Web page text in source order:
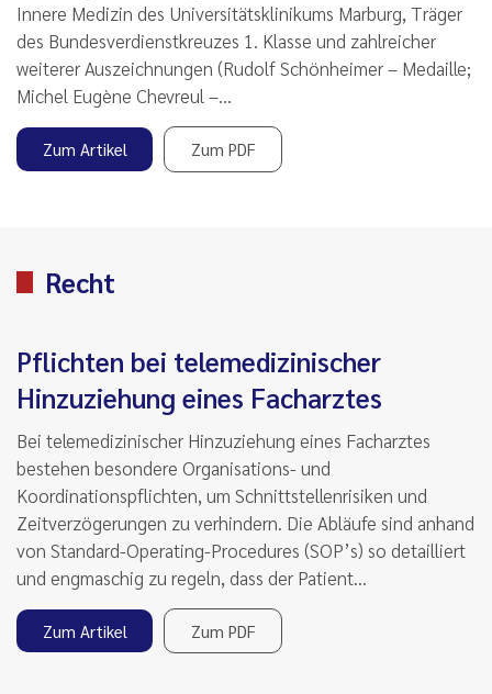
Innere Medizin des Universitätsklinikums Marburg, Träger
des Bundesverdienstkreuzes 1. Klasse und zahlreicher
weiterer Auszeichnungen (Rudolf Schönheimer – Medaille;
Michel Eugène Chevreul –…
Zum Artikel Zum PDF
Recht
Pflichten bei telemedizinischer
Hinzuziehung eines Facharztes
Bei telemedizinischer Hinzuziehung eines Facharztes
bestehen besondere Organisations- und
Koordinationspflichten, um Schnittstellenrisiken und
Zeitverzögerungen zu verhindern. Die Abläufe sind anhand
von Standard-Operating-Procedures (SOP’s) so detailliert
und engmaschig zu regeln, dass der Patient…
Zum Artikel Zum PDF